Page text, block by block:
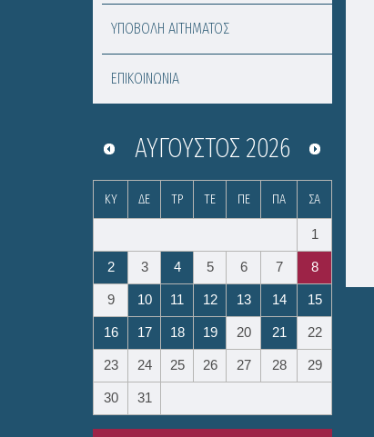
ΥΠΟΒΟΛΗ ΑΙΤΗΜΑΤΟΣ
ΕΠΙΚΟΙΝΩΝΙΑ
ΑΎΓΟΥΣΤΟΣ 2026
ΚΥ ΔΕ ΤΡ ΤΕ ΠΕ ΠΑ ΣΑ
1
2 3 4 5 6 7 8
9 10 11 12 13 14 15
16 17 18 19 20 21 22
23 24 25 26 27 28 29
30 31